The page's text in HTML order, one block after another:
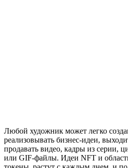
Любой художник может легко
реализовывать бизнес-идеи,
продавать видео, кадры из серии,
или GIF-файлы. Идеи NFT и